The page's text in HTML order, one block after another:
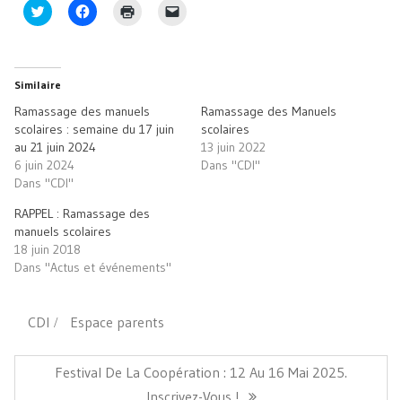
Cliquez
pour
dans
une
nouvelle
Cliquez
pour
Cliquer
ami(ouvre
dans
nouvelle
fenêtre)
Similaire
Ramassage des manuels
scolaires : semaine du 17 juin
au 21 juin 2024
6 juin 2024
Dans "CDI"
Ramassage des Manuels
scolaires
13 juin 2022
Dans "CDI"
RAPPEL : Ramassage des
manuels scolaires
18 juin 2018
Dans "Actus et événements"
CDI Espace parents
Navigation
Article
Festival De La Coopération : 12 Au 16 Mai 2025.